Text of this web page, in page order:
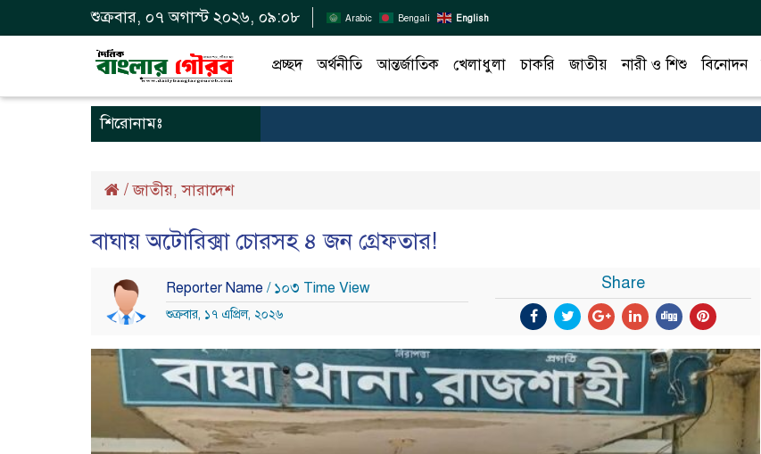
শুক্রবার, ০৭ অগাস্ট ২০২৬, ০৯:০৮ Arabic Bengali English
প্রচ্ছদ অর্থনীতি আন্তর্জাতিক খেলাধুলা চাকরি জাতীয় নারী ও শিশু বিনোদন
শিরোনামঃ
/জাতীয়,সারাদেশ
বাঘায় অটোরিক্সা চোরসহ ৪ জন গ্রেফতার!
Reporter Name / ১০৩ Time View
শুক্রবার, ১৭ এপ্রিল, ২০২৬
Share